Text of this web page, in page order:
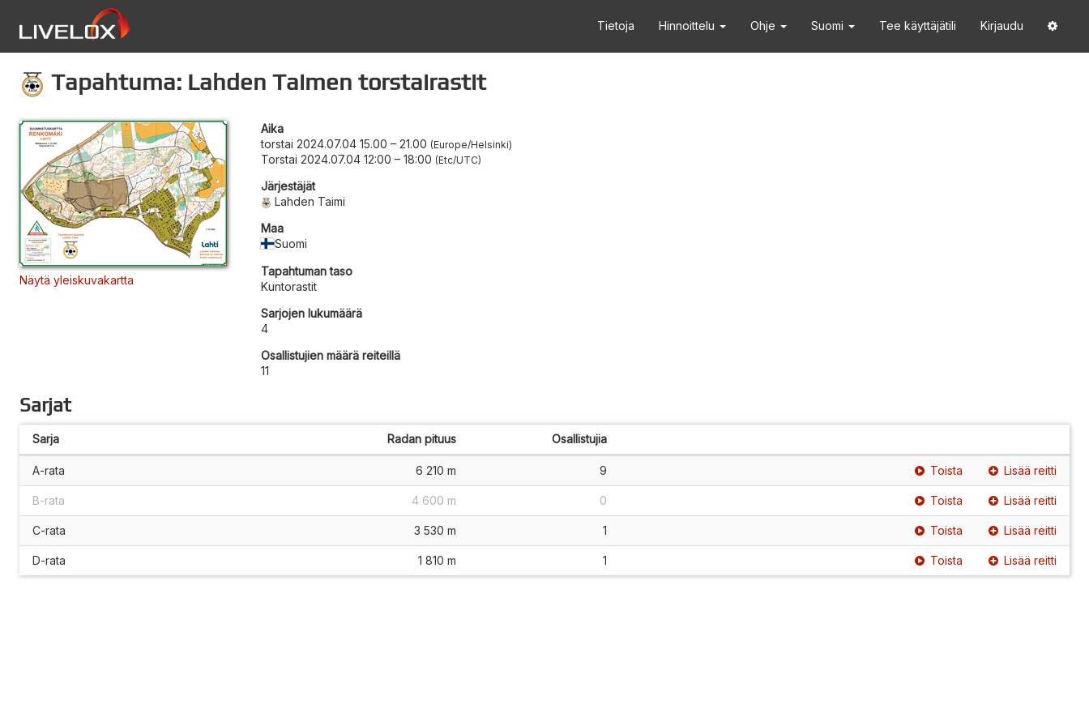
Tietoja Hinnoittelu Ohje Suomi Tee käyttäjätili Kirjaudu
Tapahtuma: Lahden Taimen torstairastit
Näytä yleiskuvakartta
Aika
torstai 2024.07.04 15.00 – 21.00 Europe/Helsinki
Torstai 2024.07.04 12:00 – 18:00 Etc/UTC
Järjestäjät
Lahden Taimi
Maa
Suomi
Tapahtuman taso
Kuntorastit
Sarjojen lukumäärä
4
Osallistujien määrä reiteillä
11
Sarjat
Sarja Radan pituus Osallistujia
A-rata 6 210 m 9 Toista Lisää reitti
B-rata 4 600 m 0 Toista Lisää reitti
C-rata 3 530 m 1 Toista Lisää reitti
D-rata 1 810 m 1 Toista Lisää reitti